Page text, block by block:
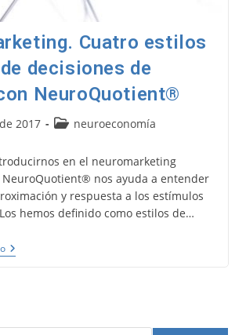
Cuatro estilos
decisiones de
NeuroQuotient®
2017
Categoría
entrada:
neuroeconomía
en el neuromarketing
NeuroQuotient® nos ayuda a entender
y respuesta a los estímulos
hemos definido como estilos de…
Neuromarketing.
Cuatro